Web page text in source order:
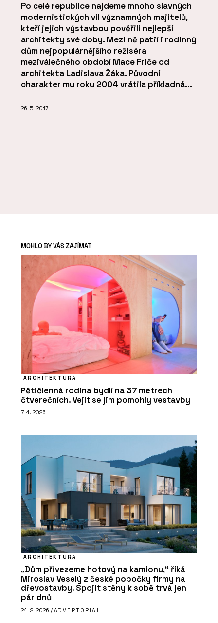
Po celé republice najdeme mnoho slavných
modernistických vil významných majitelů,
kteří jejich výstavbou pověřili nejlepší
architekty své doby. Mezi ně patří i rodinný
dům nejpopulárnějšího režiséra
meziválečného období Mace Friče od
architekta Ladislava Žáka. Původní
charakter mu roku 2004 vrátila příkladná...
26. 5. 2017
MOHLO BY VÁS ZAJÍMAT
ARCHITEKTURA
Pětičlenná rodina bydlí na 37 metrech
čtverečních. Vejít se jim pomohly vestavby
7. 4. 2026
ARCHITEKTURA
„Dům přivezeme hotový na kamionu,“ říká
Miroslav Veselý z české pobočky firmy na
dřevostavby. Spojit stěny k sobě trvá jen
pár dnů
24. 2. 2026 / ADVERTORIAL